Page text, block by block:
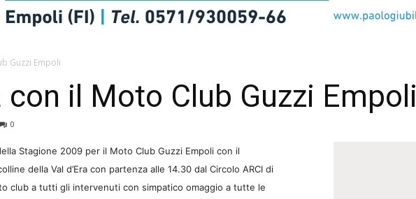
Guzzi Empoli
con il Moto Club Guzzi Empoli
0
Stagione 2009 per il Moto Club Guzzi Empoli con il
della Val d’Era con partenza alle 14.30 dal Circolo ARCI di
club a tutti gli intervenuti con simpatico omaggio a tutte le